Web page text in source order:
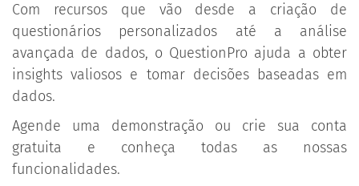
Com recursos que vão desde a criação de
questionários personalizados até a análise
avançada de dados, o QuestionPro ajuda a obter
insights valiosos e tomar decisões baseadas em
dados.
Agende uma demonstração ou crie sua conta
gratuita e conheça todas as nossas
funcionalidades.